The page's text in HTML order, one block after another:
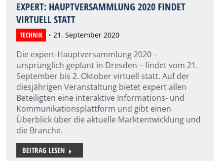
EXPERT: HAUPTVERSAMMLUNG 2020 FINDET
VIRTUELL STATT
TECHNIK 21. September 2020
Die expert-Hauptversammlung 2020 –
ursprünglich geplant in Dresden – findet vom 21.
September bis 2. Oktober virtuell statt. Auf der
diesjährigen Veranstaltung bietet expert allen
Beteiligten eine interaktive Informations- und
Kommunikationsplattform und gibt einen
Überblick über die aktuelle Marktentwicklung und
die Branche.
BEITRAG LESEN